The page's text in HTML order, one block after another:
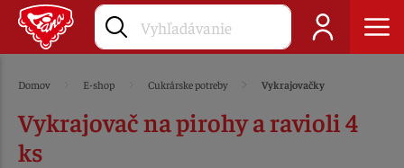
Domov E-shop Cukrárske potreby Vykrajovačky
Vykrajovač na pirohy a ravioli 4
ks